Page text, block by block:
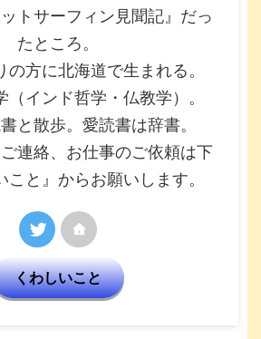
トサーフィン見聞記』だっ
たところ。
の方に北海道で生まれる。
インド哲学・仏教学）。
と散歩。愛読書は辞書。
連絡、お仕事のご依頼は下
こと』からお願いします。
くわしいこと